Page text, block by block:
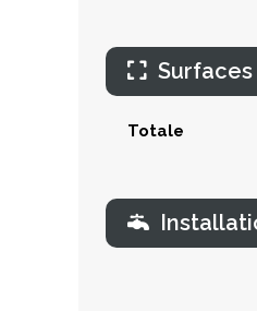
Surfaces
Totale